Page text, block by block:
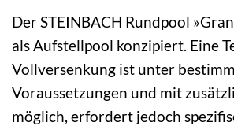
Der STEINBACH Rundpool
als Aufstellpool konzipiert. Eine
Vollversenkung ist unter
Voraussetzungen und mit
möglich, erfordert jedoch